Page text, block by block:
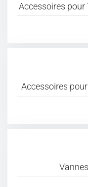
Accessoires pour
Accessoires